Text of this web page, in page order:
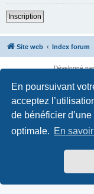
En poursuivant
acceptez
de bénéficier
optimale. En
Inscription
Site web Index forum
Développé